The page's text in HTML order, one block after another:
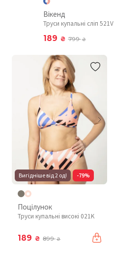
Вікенд
Труси купальні сліп 521V
189 ₴ 799₴
Вигідніше від 2 од! -79%
Поцілунок
Труси купальні високі 021K
189 ₴ 899₴